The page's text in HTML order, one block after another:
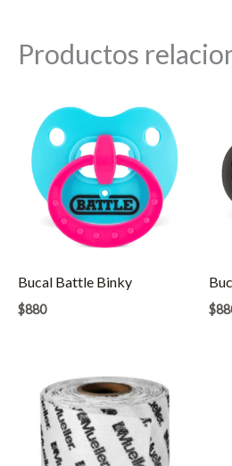
Productos
Bucal Battle Binky
$880 $